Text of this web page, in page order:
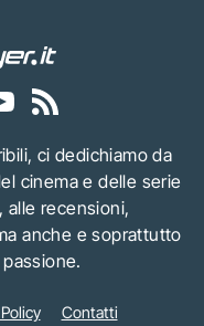
ci dedichiamo da
cinema e delle serie
alle recensioni,
anche e soprattutto
Contatti